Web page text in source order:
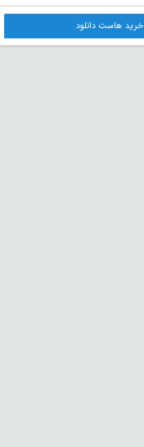
خرید هاست دانلود